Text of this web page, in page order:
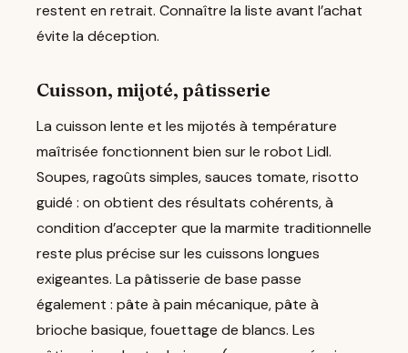
restent en retrait. Connaître la liste avant l’achat
évite la déception.
Cuisson, mijoté, pâtisserie
La cuisson lente et les mijotés à température
maîtrisée fonctionnent bien sur le robot Lidl.
Soupes, ragoûts simples, sauces tomate, risotto
guidé : on obtient des résultats cohérents, à
condition d’accepter que la marmite traditionnelle
reste plus précise sur les cuissons longues
exigeantes. La pâtisserie de base passe
également : pâte à pain mécanique, pâte à
brioche basique, fouettage de blancs. Les